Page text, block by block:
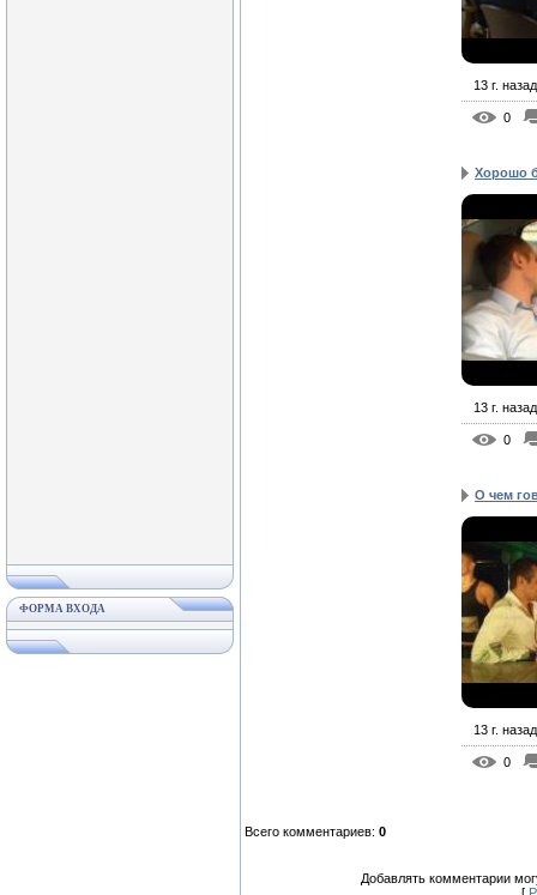
ФОРМА ВХОДА
13 г. назад
0
Хорошо
13 г. назад
0
О чем
13 г. назад
0
Всего комментариев: 0
Добавлять комментарии